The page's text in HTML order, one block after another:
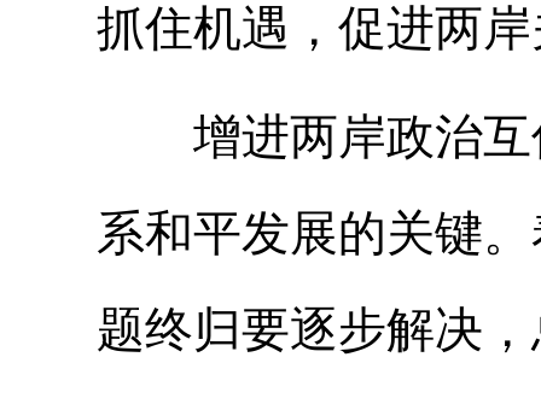
抓住机遇，促进两
增进两岸政治互
系和平发展的关键
题终归要逐步解决